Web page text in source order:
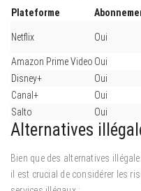
Plateforme
Netflix Oui
Amazon Prime Video Oui
Disney+
Oui
Canal+
Oui
Salto
Oui
Alternatives
Bien que des alternatives
il est crucial de considérer les